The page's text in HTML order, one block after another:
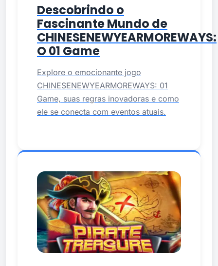
Descobrindo o
Fascinante Mundo de
CHINESENEWYEARMOREWAYS:
O 01 Game
Explore o emocionante jogo
CHINESENEWYEARMOREWAYS: 01
Game, suas regras inovadoras e como
ele se conecta com eventos atuais.